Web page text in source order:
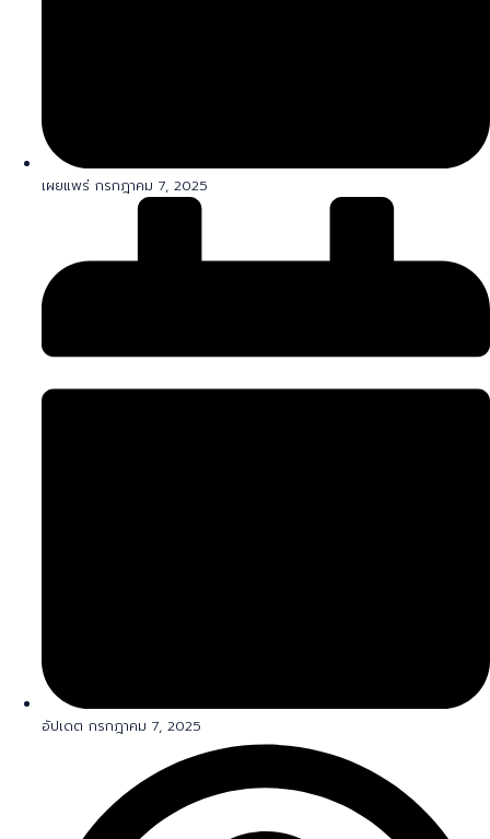
เผยแพร่ กรกฎาคม 7, 2025
อัปเดต กรกฎาคม 7, 2025